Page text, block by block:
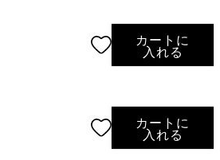
カートに
入れる
カートに
入れる